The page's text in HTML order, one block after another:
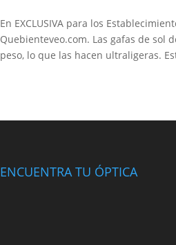
En EXCLUSIVA para los
Quebienteveo.com. Las gafas de sol
peso, lo que las hacen ultraligeras.
ENCUENTRA TU ÓPTICA